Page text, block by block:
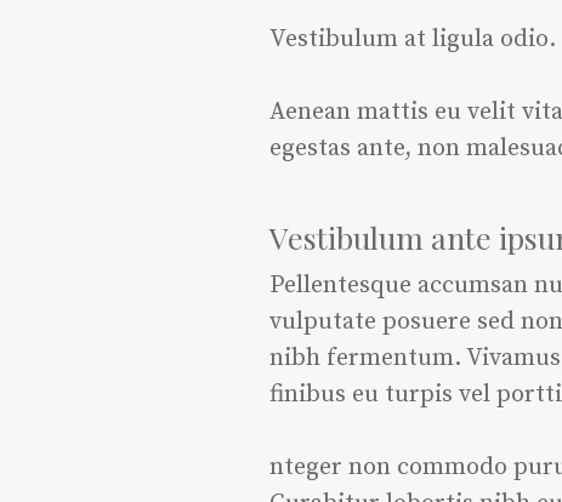
Vestibulum at ligula odio.
Aenean mattis eu velit
egestas ante, non
Vestibulum ante
Pellentesque accumsan
vulputate posuere sed
nibh fermentum.
finibus eu turpis vel
nteger non commodo